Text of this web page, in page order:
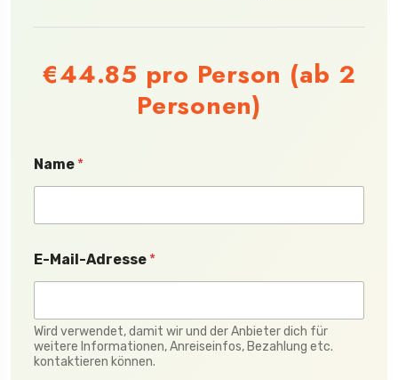
€44.85 pro Person (ab 2
Personen)
Name *
E-Mail-Adresse *
Wird verwendet, damit wir und der Anbieter dich für
weitere Informationen, Anreiseinfos, Bezahlung etc.
kontaktieren können.